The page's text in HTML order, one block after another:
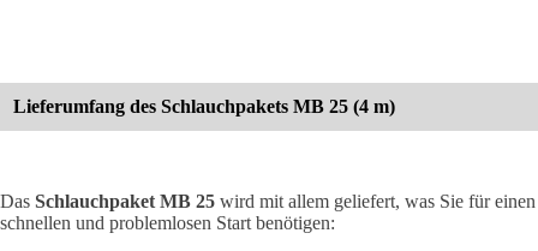
Lieferumfang des Schlauchpakets MB 25 (4 m)
Das Schlauchpaket MB 25 wird mit allem geliefert, was Sie für einen
schnellen und problemlosen Start benötigen: